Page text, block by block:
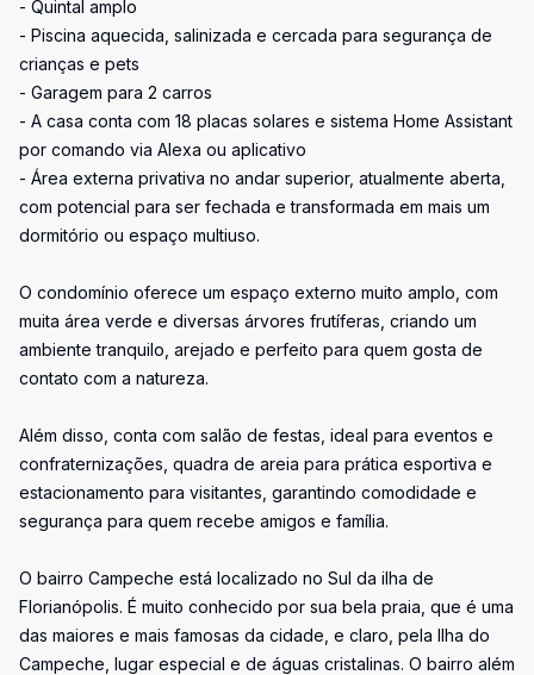
- Quintal amplo
- Piscina aquecida, salinizada e cercada para segurança de
crianças e pets
- Garagem para 2 carros
- A casa conta com 18 placas solares e sistema Home Assistant
por comando via Alexa ou aplicativo
- Área externa privativa no andar superior, atualmente aberta,
com potencial para ser fechada e transformada em mais um
dormitório ou espaço multiuso.
O condomínio oferece um espaço externo muito amplo, com
muita área verde e diversas árvores frutíferas, criando um
ambiente tranquilo, arejado e perfeito para quem gosta de
contato com a natureza.
Além disso, conta com salão de festas, ideal para eventos e
confraternizações, quadra de areia para prática esportiva e
estacionamento para visitantes, garantindo comodidade e
segurança para quem recebe amigos e família.
O bairro Campeche está localizado no Sul da ilha de
Florianópolis. É muito conhecido por sua bela praia, que é uma
das maiores e mais famosas da cidade, e claro, pela Ilha do
Campeche, lugar especial e de águas cristalinas. O bairro além